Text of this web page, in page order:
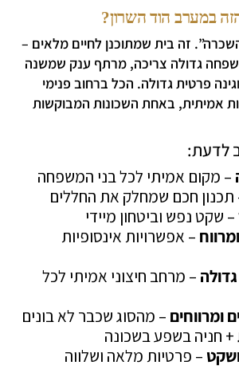
במערב הוד השרון?
זה בית שמתוכנן לחיים מלאים –
גדולה צריכה, מרתף ענק שמשנה
פרטית גדולה. הכל ברחוב פנימי
אמיתית, באחת השכונות המבוקשות
לדעת:
– מקום אמיתי לכל בני המשפחה
תכנון חכם שמחלק את החללים
– שקט נפש וביטחון מיידי
– אפשרויות אינסופיות
– מרחב חיצוני אמיתי לכל
ומרווחים – מהסוג שכבר לא בונים
+ חניה בשפע בשכונה
– פרטיות מלאה ושלווה